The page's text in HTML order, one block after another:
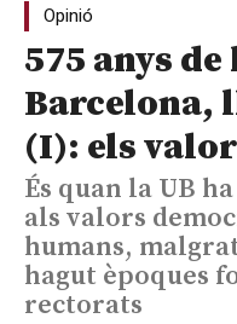
Opinió
575 anys
Barcelona,
(I): els
És quan la UB
als valors
humans,
hagut èpoques
rectorats